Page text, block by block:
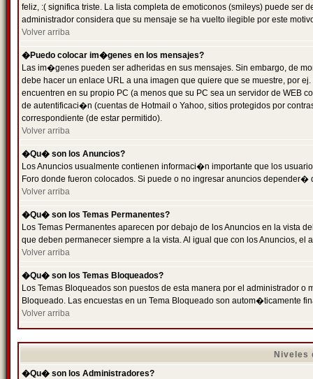
feliz, :( significa triste. La lista completa de emoticonos (smileys) puede
administrador considera que su mensaje se ha vuelto ilegible por este
Volver arriba
�Puedo colocar im�genes en los mensajes?
Las im�genes pueden ser adheridas en sus mensajes. Sin embargo, de
debe hacer un enlace URL a una imagen que quiere que se muestre, por
encuentren en su propio PC (a menos que su PC sea un servidor de
de autentificaci�n (cuentas de Hotmail o Yahoo, sitios protegidos por
correspondiente (de estar permitido).
Volver arriba
�Qu� son los Anuncios?
Los Anuncios usualmente contienen informaci�n importante que los
Foro donde fueron colocados. Si puede o no ingresar anuncios
Volver arriba
�Qu� son los Temas Permanentes?
Los Temas Permanentes aparecen por debajo de los Anuncios en la
que deben permanecer siempre a la vista. Al igual que con los Anuncios,
Volver arriba
�Qu� son los Temas Bloqueados?
Los Temas Bloqueados son puestos de esta manera por el administrador
Bloqueado. Las encuestas en un Tema Bloqueado son autom�ticamente
Volver arriba
Niveles
�Qu� son los Administradores?